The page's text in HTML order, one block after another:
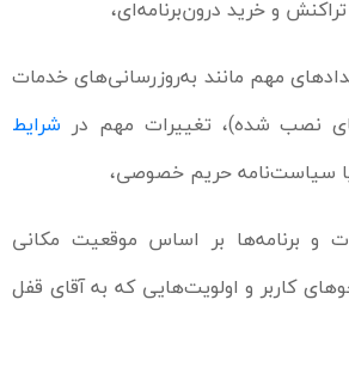
رخدادهای مهم مانند به‌روزرسانی‌های خدمات
نصب شده)، تغییرات مهم در شرایط
سیاست‌نامه حریم خصوصی،
و برنامه‌ها بر اساس موقعیت مکانی
کاربر و اولویت‌هایی که به آقای قفل